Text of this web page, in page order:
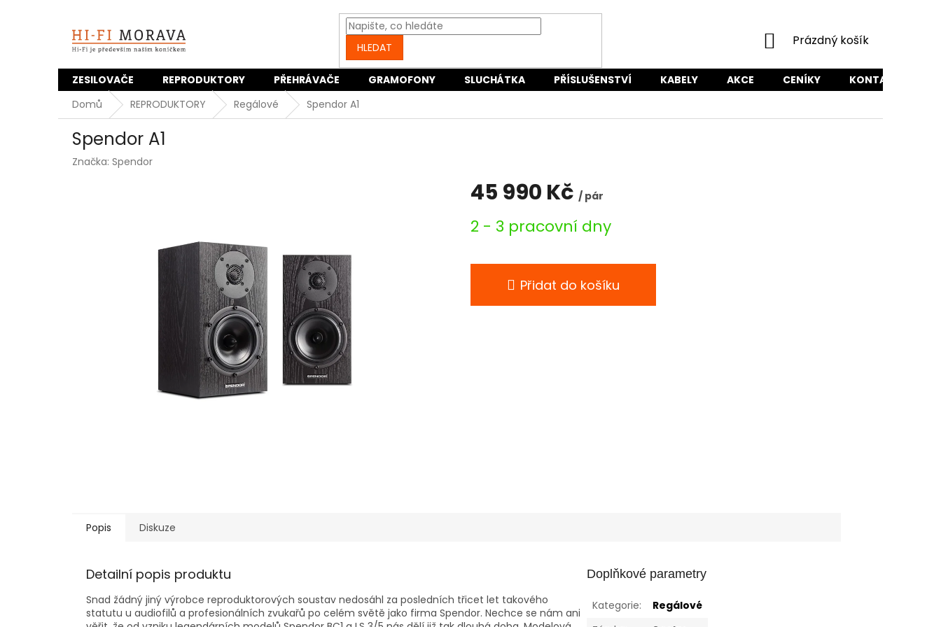
HLEDAT
NÁKUPNÍ
Prázdný košík
ZESILOVAČE REPRODUKTORY PŘEHRÁVAČE GRAMOFONY SLUCHÁTKA PŘÍSLUŠENSTVÍ KABELY AKCE CENÍKY KONTAKTY
Domů
REPRODUKTORY Regálové Spendor A1
Spendor A1
Značka: Spendor
45 990 Kč / pár
cena:
2 - 3 pracovní dny
Přidat do košíku
Popis Diskuze
Detailní popis produktu
Snad žádný jiný výrobce reproduktorových soustav nedosáhl za posledních třicet let takového
statutu u audiofilů a profesionálních zvukařů po celém světě jako firma Spendor. Nechce se nám ani
Doplňkové parametry
Kategorie:
Regálové